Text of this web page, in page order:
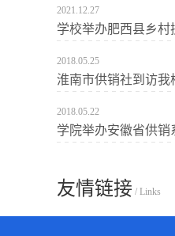
2021.12.27
学校举办肥西县乡
2018.05.25
淮南市供销社到访我
2018.05.22
学院举办安徽省供
友情链接 / Links